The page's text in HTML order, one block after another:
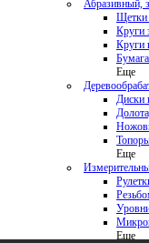
Абразивный,
Щетки
Круги
Круги
Еще
Диски
Еще
Еще